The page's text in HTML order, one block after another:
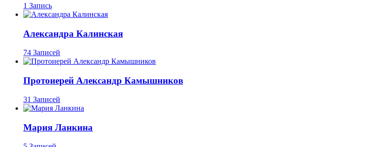
1 Запись
Александра Калинская
74 Записей
Протоиерей Александр Камышников
31 Записей
Мария Ланкина